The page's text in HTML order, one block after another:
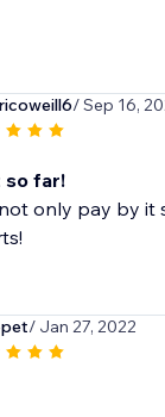
/ Sep 16,
so far!
only pay by it
/ Jan 27, 2022